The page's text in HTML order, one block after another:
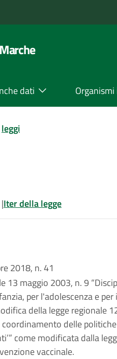
dati
leggi
|Iter della legge
2018, n. 41
13 maggio 2003, n. 9
per l'adolescenza e
della legge regionale
delle
come modificata dalla
vaccinale.